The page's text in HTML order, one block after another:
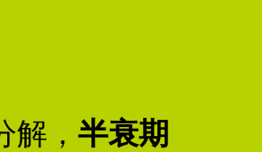
解， 半衰期